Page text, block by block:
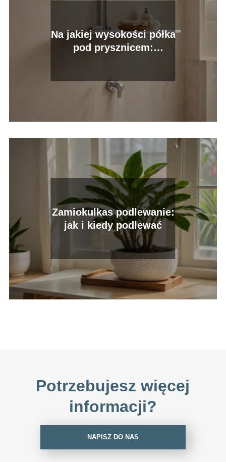
Na jakiej wysokości półka
pod prysznicem:
Zamiokulkas podlewanie:
jak i kiedy podlewać
Potrzebujesz więcej
informacji?
NAPISZ DO NAS